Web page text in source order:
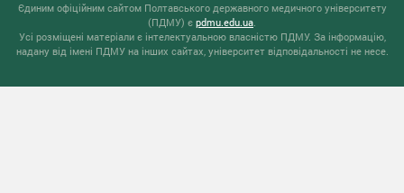
Єдиним офіційним сайтом Полтавського державного медичного університету
(ПДМУ) є pdmu.edu.ua.
Усі розміщені матеріали є інтелектуальною власністю ПДМУ. За інформацію,
надану від імені ПДМУ на інших сайтах, університет відповідальності не несе.